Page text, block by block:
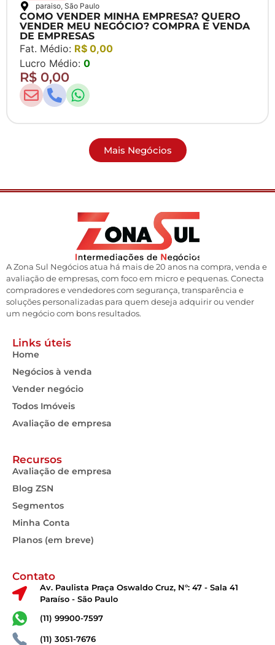
paraiso, São Paulo
COMO VENDER MINHA EMPRESA? QUERO
VENDER MEU NEGÓCIO? COMPRA E VENDA
DE EMPRESAS
Fat. Médio: R$ 0,00
Lucro Médio: 0
R$ 0,00
Mais Negócios
A Zona Sul Negócios atua há mais de 20 anos na compra, venda e
avaliação de empresas, com foco em micro e pequenas. Conecta
compradores e vendedores com segurança, transparência e
soluções personalizadas para quem deseja adquirir ou vender
um negócio com bons resultados.
Links úteis
Home
Negócios à venda
Vender negócio
Todos Imóveis
Avaliação de empresa
Recursos
Avaliação de empresa
Blog ZSN
Segmentos
Minha Conta
Planos (em breve)
Contato
Av. Paulista Praça Oswaldo Cruz, N°: 47 - Sala 41
Paraíso - São Paulo
(11) 99900-7597
(11) 3051-7676